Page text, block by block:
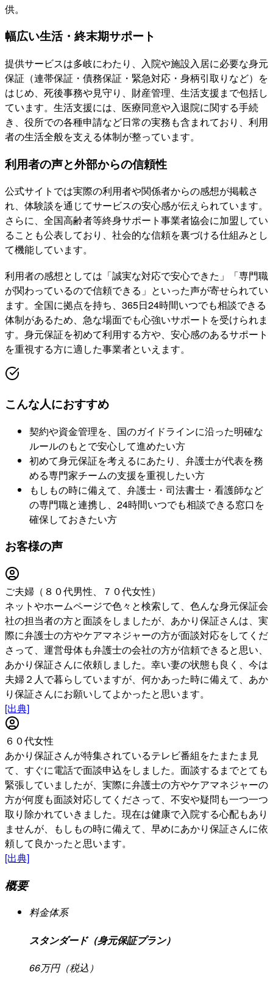
供。
幅広い生活・終末期サポート
提供サービスは多岐にわたり、入院や施設入居に必要な身元
保証（連帯保証・債務保証・緊急対応・身柄引取りなど）を
はじめ、死後事務や見守り、財産管理、生活支援まで包括し
ています。生活支援には、医療同意や入退院に関する手続
き、役所での各種申請など日常の実務も含まれており、利用
者の生活全般を支える体制が整っています。
利用者の声と外部からの信頼性
公式サイトでは実際の利用者や関係者からの感想が掲載さ
れ、体験談を通じてサービスの安心感が伝えられています。
さらに、全国高齢者等終身サポート事業者協会に加盟してい
ることも公表しており、社会的な信頼を裏づける仕組みとし
て機能しています。
利用者の感想としては「誠実な対応で安心できた」「専門職
が関わっているので信頼できる」といった声が寄せられてい
ます。全国に拠点を持ち、365日24時間いつでも相談できる
体制があるため、急な場面でも心強いサポートを受けられま
す。身元保証を初めて利用する方や、安心感のあるサポート
を重視する方に適した事業者といえます。
こんな人におすすめ
契約や資金管理を、国のガイドラインに沿った明確な
ルールのもとで安心して進めたい方
初めて身元保証を考えるにあたり、弁護士が代表を務
める専門家チームの支援を重視したい方
もしもの時に備えて、弁護士・司法書士・看護師など
の専門職と連携し、24時間いつでも相談できる窓口を
確保しておきたい方
お客様の声
ご夫婦（８０代男性、７０代女性）
ネットやホームページで色々と検索して、色んな身元保証会
社の担当者の方と面談をしましたが、あかり保証さんは、実
際に弁護士の方やケアマネジャーの方が面談対応をしてくだ
さって、運営母体も弁護士の会社の方が信頼できると思い、
あかり保証さんに依頼しました。幸い妻の状態も良く、今は
夫婦２人で暮らしていますが、何かあった時に備えて、あか
り保証さんにお願いしてよかったと思います。
[出典]
６０代女性
あかり保証さんが特集されているテレビ番組をたまたま見
て、すぐに電話で面談申込をしました。面談するまでとても
緊張していましたが、実際に弁護士の方やケアマネジャーの
方が何度も面談対応してくださって、不安や疑問も一つ一つ
取り除かれていきました。現在は健康で入院する心配もあり
ませんが、もしもの時に備えて、早めにあかり保証さんに依
頼して良かったと思います。
[出典]
概要
料金体系
スタンダード（身元保証プラン）
66万円（税込）